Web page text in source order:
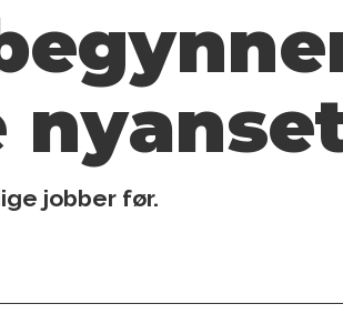
jobber før.